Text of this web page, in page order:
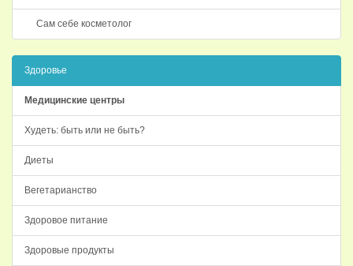
Сам себе косметолог
Здоровье
Медицинские центры
Худеть: быть или не быть?
Диеты
Вегетарианство
Здоровое питание
Здоровые продукты